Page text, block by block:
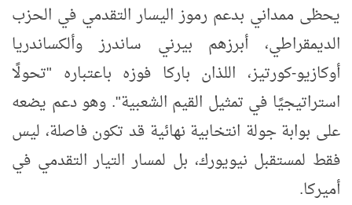
يحظى ممداني بدعم رموز اليسار التقدمي في الحزب
الديمقراطي، أبرزهم بيرني ساندرز وألكساندريا
أوكازيو-كورتيز، اللذان باركا فوزه باعتباره "تحولًا
استراتيجيًا في تمثيل القيم الشعبية". وهو دعم يضعه
على بوابة جولة انتخابية نهائية قد تكون فاصلة، ليس
فقط لمستقبل نيويورك، بل لمسار التيار التقدمي في
أميركا.